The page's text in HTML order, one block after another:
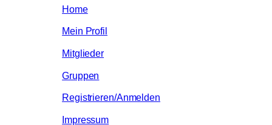
Home
Mein Profil
Mitglieder
Gruppen
Registrieren/Anmelden
Impressum